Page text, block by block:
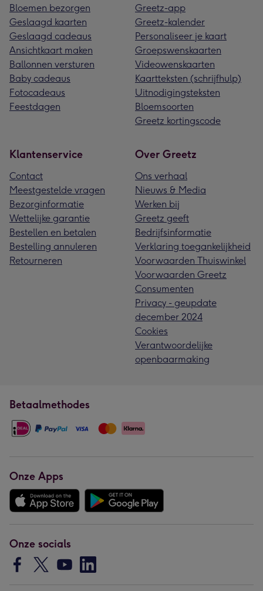
Bloemen bezorgen
Geslaagd kaarten
Geslaagd cadeaus
Ansichtkaart maken
Ballonnen versturen
Baby cadeaus
Fotocadeaus
Feestdagen
Greetz-app
Greetz-kalender
Personaliseer je kaart
Groepswenskaarten
Videowenskaarten
Kaartteksten (schrijfhulp)
Uitnodigingsteksten
Bloemsoorten
Greetz kortingscode
Klantenservice
Contact
Meestgestelde vragen
Bezorginformatie
Wettelijke garantie
Bestellen en betalen
Bestelling annuleren
Retourneren
Over Greetz
Ons verhaal
Nieuws & Media
Werken bij
Greetz geeft
Bedrijfsinformatie
Verklaring toegankelijkheid
Voorwaarden Thuiswinkel
Voorwaarden Greetz
Consumenten
Privacy - geupdate
december 2024
Cookies
Verantwoordelijke
openbaarmaking
Betaalmethodes
Onze Apps
Onze socials